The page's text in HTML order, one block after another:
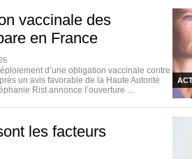
vaccinale des
en France
d’une obligation vaccinale contre
un avis favorable de la Haute Autorité
Rist annonce l’ouverture ...
les facteurs